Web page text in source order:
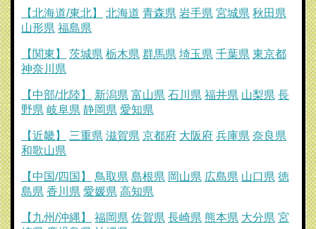
【北海道/東北】 北海道 青森県 岩手県 宮城県 秋田県
山形県 福島県
【関東】 茨城県 栃木県 群馬県 埼玉県 千葉県 東京都
神奈川県
【中部/北陸】 新潟県 富山県 石川県 福井県 山梨県 長
野県 岐阜県 静岡県 愛知県
【近畿】 三重県 滋賀県 京都府 大阪府 兵庫県 奈良県
和歌山県
【中国/四国】 鳥取県 島根県 岡山県 広島県 山口県 徳
島県 香川県 愛媛県 高知県
【九州/沖縄】 福岡県 佐賀県 長崎県 熊本県 大分県 宮